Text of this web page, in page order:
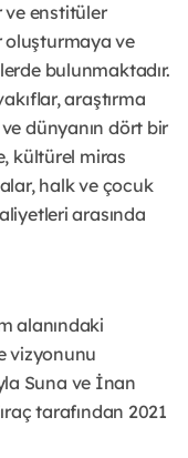
ve enstitüler
oluşturmaya ve
bulunmaktadır.
araştırma
dünyanın dört bir
kültürel miras
halk ve çocuk
arasında
alanındaki
vizyonunu
Suna ve İnan
tarafından 2021